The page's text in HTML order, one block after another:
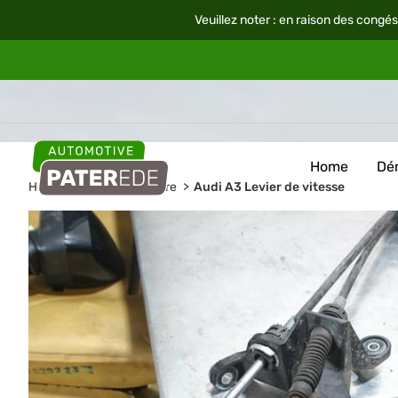
Veuillez noter : en raison des
Home
Home Pièces de voiture Audi A3 Levier de vitesse